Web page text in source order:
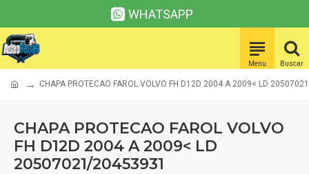
WHATSAPP
CHAPA PROTECAO FAROL VOLVO FH D12D 2004 A 2009< LD
CHAPA PROTECAO FAROL VOLVO
FH D12D 2004 A 2009< LD
20507021/20453931